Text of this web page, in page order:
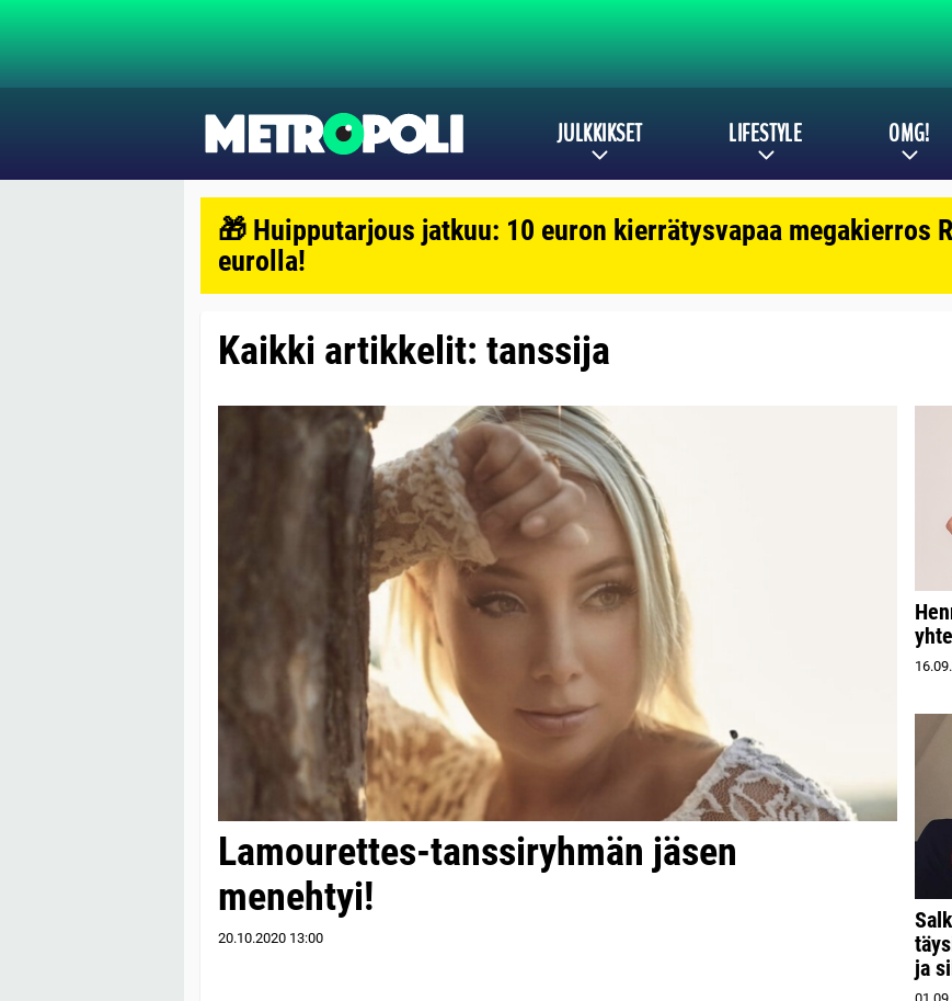
JULKKIKSET LIFESTYLE OMG!
🎁 Huipputarjous jatkuu: 10 euron kierrätysvapaa megakierros
eurolla!
Kaikki artikkelit: tanssija
Lamourettes-tanssiryhmän jäsen
menehtyi!
20.10.2020 13:00
ja